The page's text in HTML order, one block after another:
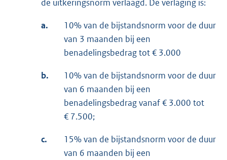
de uitkeringsnorm verlaagd. De verlaging is:
a.
10% van de bijstandsnorm voor de duur
van 3 maanden bij een
benadelingsbedrag tot € 3.000
b.
10% van de bijstandsnorm voor de duur
van 6 maanden bij een
benadelingsbedrag vanaf € 3.000 tot
€ 7.500;
c.
15% van de bijstandsnorm voor de duur
van 6 maanden bij een